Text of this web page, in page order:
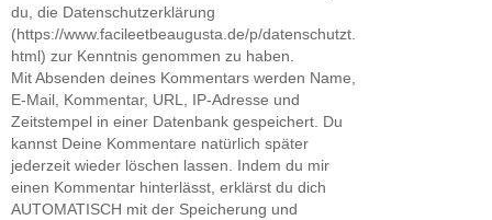
du, die Datenschutzerklärung
(https://www.facileetbeaugusta.de/p/datenschutzt.
html) zur Kenntnis genommen zu haben.
Mit Absenden deines Kommentars werden Name,
E-Mail, Kommentar, URL, IP-Adresse und
Zeitstempel in einer Datenbank gespeichert. Du
kannst Deine Kommentare natürlich später
jederzeit wieder löschen lassen. Indem du mir
einen Kommentar hinterlässt, erklärst du dich
AUTOMATISCH mit der Speicherung und